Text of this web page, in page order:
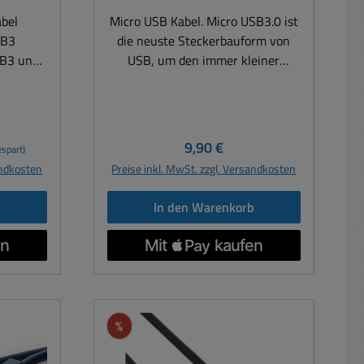
und
die
3.0
zu
mit
und
Micro USB Kabel. Micro USB3.0 ist
die neuste Steckerbauform von
USB, um den immer kleiner
Regulärer Preis:
9,90 €
Preise inkl. MwSt. zzgl. Versandkosten
In den Warenkorb
%Rabatt